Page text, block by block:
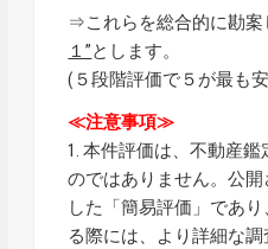
⇒これらを総合的に勘案
１”とします。
(５段階評価で５が最も
≪注意事項≫
1. 本件評価は、不動産
のではありません。公
した「簡易評価」であ
る際には、より詳細な調